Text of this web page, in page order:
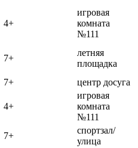
4+
игровая
комната
№111
7+
летняя
площадка
7+ центр досуга
4+
игровая
комната
№111
7+
спортзал/
улица